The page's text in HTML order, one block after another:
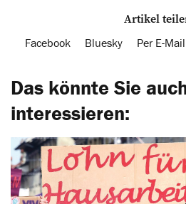
Artikel
Facebook Bluesky Per E-
Das könnte Sie
interessieren: